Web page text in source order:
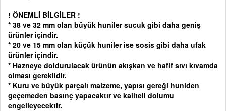
! ÖNEMLİ BİLGİLER !
* 38 ve 32 mm olan büyük huniler sucuk gibi daha geniş
ürünler içindir.
* 20 ve 15 mm olan küçük huniler ise sosis gibi daha ufak
ürünler içindir.
* Hazneye doldurulacak ürünün akışkan ve hafif sıvı kıvamda
olması gereklidir.
* Kuru ve büyük parçalı malzeme, yapısı gereği huniden
geçemeden basınç yapacaktır ve kaliteli dolumu
engelleyecektir.